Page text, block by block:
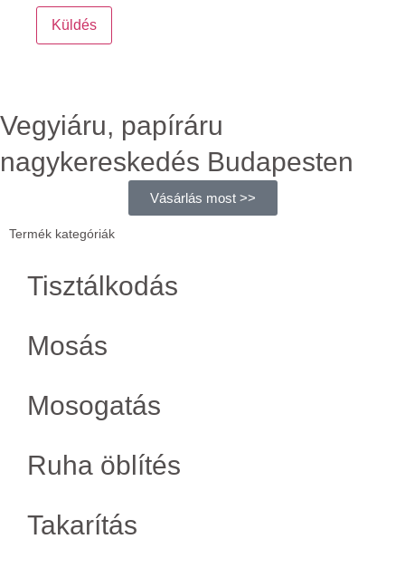
Vegyiáru, papíráru
nagykereskedés Budapesten
Vásárlás most >>
Termék kategóriák
Tisztálkodás
Mosás
Mosogatás
Ruha öblítés
Takarítás